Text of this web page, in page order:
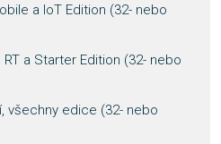
a IoT Edition (32- nebo
a Starter Edition (32- nebo
všechny edice (32- nebo